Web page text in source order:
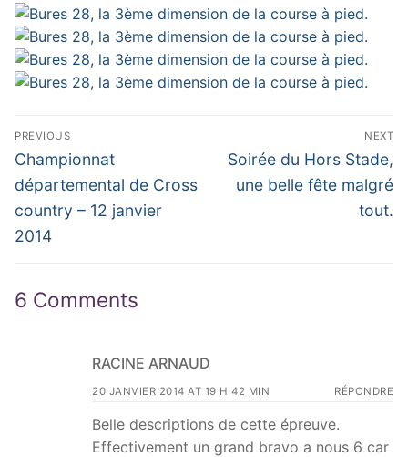
Navigation
de
l’article
PREVIOUS
Previous
post:
Championnat
départemental de Cross
country – 12 janvier
2014
NEXT
Next
post:
Soirée du Hors Stade,
une belle fête malgré
tout.
6 Comments
RACINE ARNAUD
20 JANVIER 2014 AT 19 H 42 MIN RÉPONDRE
Belle descriptions de cette épreuve.
Effectivement un grand bravo a nous 6 car